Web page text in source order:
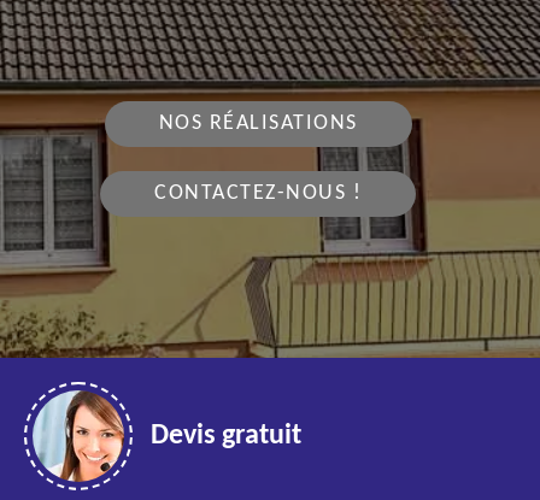
NOS RÉALISATIONS
CONTACTEZ-NOUS !
Devis gratuit